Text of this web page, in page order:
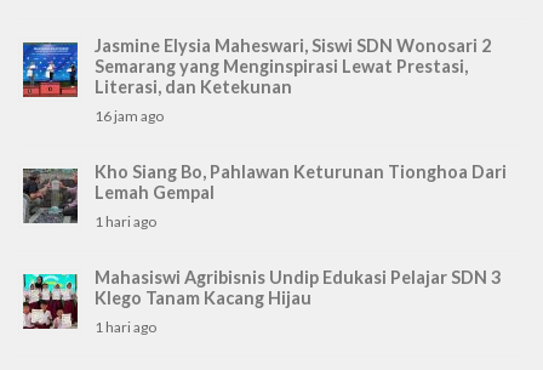
Jasmine Elysia Maheswari, Siswi SDN Wonosari 2
Semarang yang Menginspirasi Lewat Prestasi,
Literasi, dan Ketekunan
16 jam ago
Kho Siang Bo, Pahlawan Keturunan Tionghoa Dari
Lemah Gempal
1 hari ago
Mahasiswi Agribisnis Undip Edukasi Pelajar SDN 3
Klego Tanam Kacang Hijau
1 hari ago